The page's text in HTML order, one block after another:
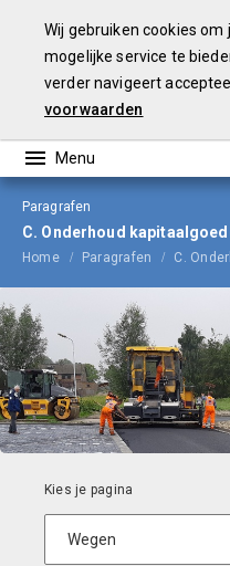
Wij gebruiken cookies om
mogelijke service te
verder navigeert
voorwaarden
Paragrafen
C. Onderhoud
Home Paragrafen C.